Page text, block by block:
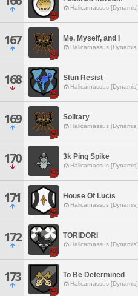
Halicarnassus [Dynamis]
167 Me, Myself, and I
Halicarnassus [Dynamis]
168 Stun Resist
Halicarnassus [Dynamis]
169 Solitary
Halicarnassus [Dynamis]
170 3k Ping Spike
Halicarnassus [Dynamis]
171 House Of Lucis
Halicarnassus [Dynamis]
172 TORIDORI
Halicarnassus [Dynamis]
173 To Be Determined
Halicarnassus [Dynamis]